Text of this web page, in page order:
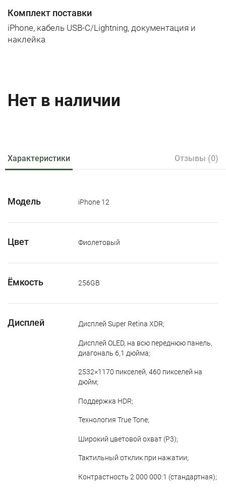
Комплект поставки
iPhone, кабель USB-C/Lightning, документация и
наклейка
Нет в наличии
Характеристики Отзывы (0)
Модель iPhone 12
Цвет Фиолетовый
Ёмкость 256GB
Дисплей Дисплей Super Retina XDR;
Дисплей OLED, на всю переднюю панель,
диагональ 6,1 дюйма;
2532×1170 пикселей, 460 пикселей на
дюйм;
Поддержка HDR;
Технология True Tone;
Широкий цветовой охват (P3);
Тактильный отклик при нажатии;
Контрастность 2 000 000:1 (стандартная);